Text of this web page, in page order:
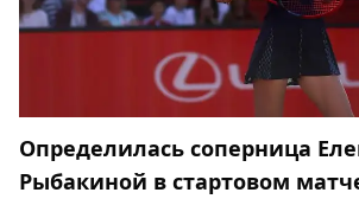
Определилась соперница
Рыбакиной в стартовом